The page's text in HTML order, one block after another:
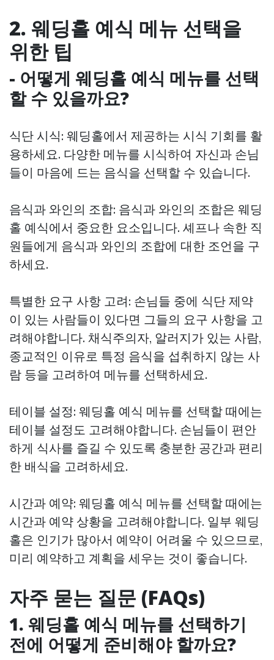
2. 웨딩홀 예식 메뉴 선택을
위한 팁
- 어떻게 웨딩홀 예식 메뉴를 선택
할 수 있을까요?
식단 시식: 웨딩홀에서 제공하는 시식 기회를 활
용하세요. 다양한 메뉴를 시식하여 자신과 손님
들이 마음에 드는 음식을 선택할 수 있습니다.
음식과 와인의 조합: 음식과 와인의 조합은 웨딩
홀 예식에서 중요한 요소입니다. 셰프나 속한 직
원들에게 음식과 와인의 조합에 대한 조언을 구
하세요.
특별한 요구 사항 고려: 손님들 중에 식단 제약
이 있는 사람들이 있다면 그들의 요구 사항을 고
려해야합니다. 채식주의자, 알러지가 있는 사람,
종교적인 이유로 특정 음식을 섭취하지 않는 사
람 등을 고려하여 메뉴를 선택하세요.
테이블 설정: 웨딩홀 예식 메뉴를 선택할 때에는
테이블 설정도 고려해야합니다. 손님들이 편안
하게 식사를 즐길 수 있도록 충분한 공간과 편리
한 배식을 고려하세요.
시간과 예약: 웨딩홀 예식 메뉴를 선택할 때에는
시간과 예약 상황을 고려해야합니다. 일부 웨딩
홀은 인기가 많아서 예약이 어려울 수 있으므로,
미리 예약하고 계획을 세우는 것이 좋습니다.
자주 묻는 질문 (FAQs)
1. 웨딩홀 예식 메뉴를 선택하기
전에 어떻게 준비해야 할까요?